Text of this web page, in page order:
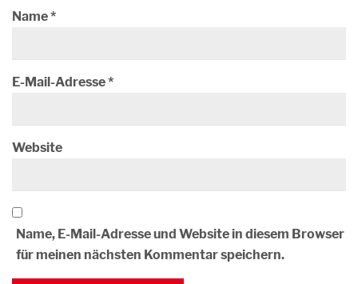
Name*
E-Mail-Adresse*
Website
Name, E-Mail-Adresse und Website in diesem Browser
für meinen nächsten Kommentar speichern.